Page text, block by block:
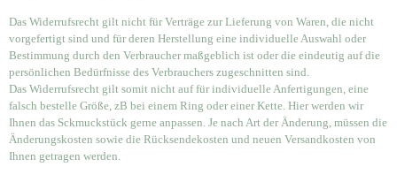
Das Widerrufsrecht gilt nicht für Verträge zur Lieferung von Waren, die nicht
vorgefertigt sind und für deren Herstellung eine individuelle Auswahl oder
Bestimmung durch den Verbraucher maßgeblich ist oder die eindeutig auf die
persönlichen Bedürfnisse des Verbrauchers zugeschnitten sind.
Das Widerrufsrecht gilt somit nicht auf für individuelle Anfertigungen, eine
falsch bestelle Größe, zB bei einem Ring oder einer Kette. Hier werden wir
Ihnen das Sckmuckstück gerne anpassen. Je nach Art der Änderung, müssen die
Änderungskosten sowie die Rücksendekosten und neuen Versandkosten von
Ihnen getragen werden.